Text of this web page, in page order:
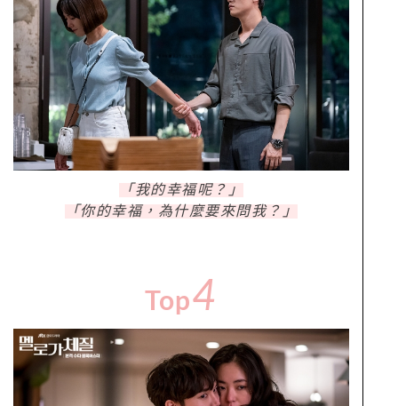
「我的幸福呢？」
「你的幸福，為什麼要來問我？」
Top4